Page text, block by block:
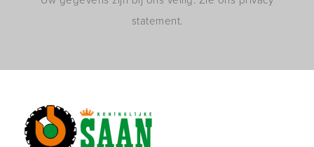
statement.